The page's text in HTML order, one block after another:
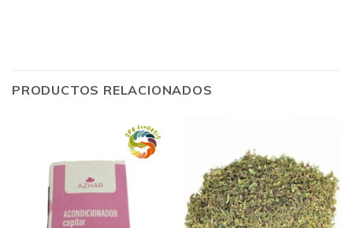
PRODUCTOS RELACIONADOS